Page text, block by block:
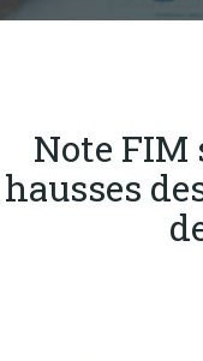
Produits
Publications
Actualités
Note FIM
hausses